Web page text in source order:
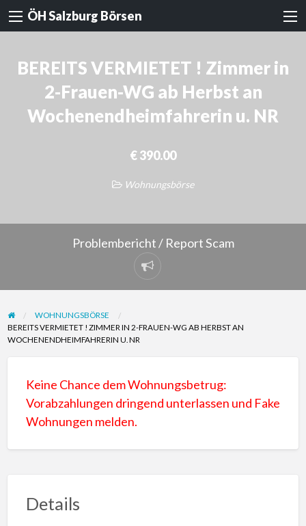
ÖH Salzburg Börsen
BEREITS VERMIETET ! Zimmer in
2-Frauen-WG ab Herbst an
Wochenendheimfahrerin u. NR
€ 390.00
Wohnungsbörse
Problembericht / Report Scam
Problembericht
/
Scam
WOHNUNGSBÖRSE
BEREITS VERMIETET ! ZIMMER IN 2-FRAUEN-WG AB HERBST AN
WOCHENENDHEIMFAHRERIN U. NR
Keine Chance dem Wohnungsbetrug:
Vorabzahlungen dringend unterlassen und Fake
Wohnungen melden.
Details